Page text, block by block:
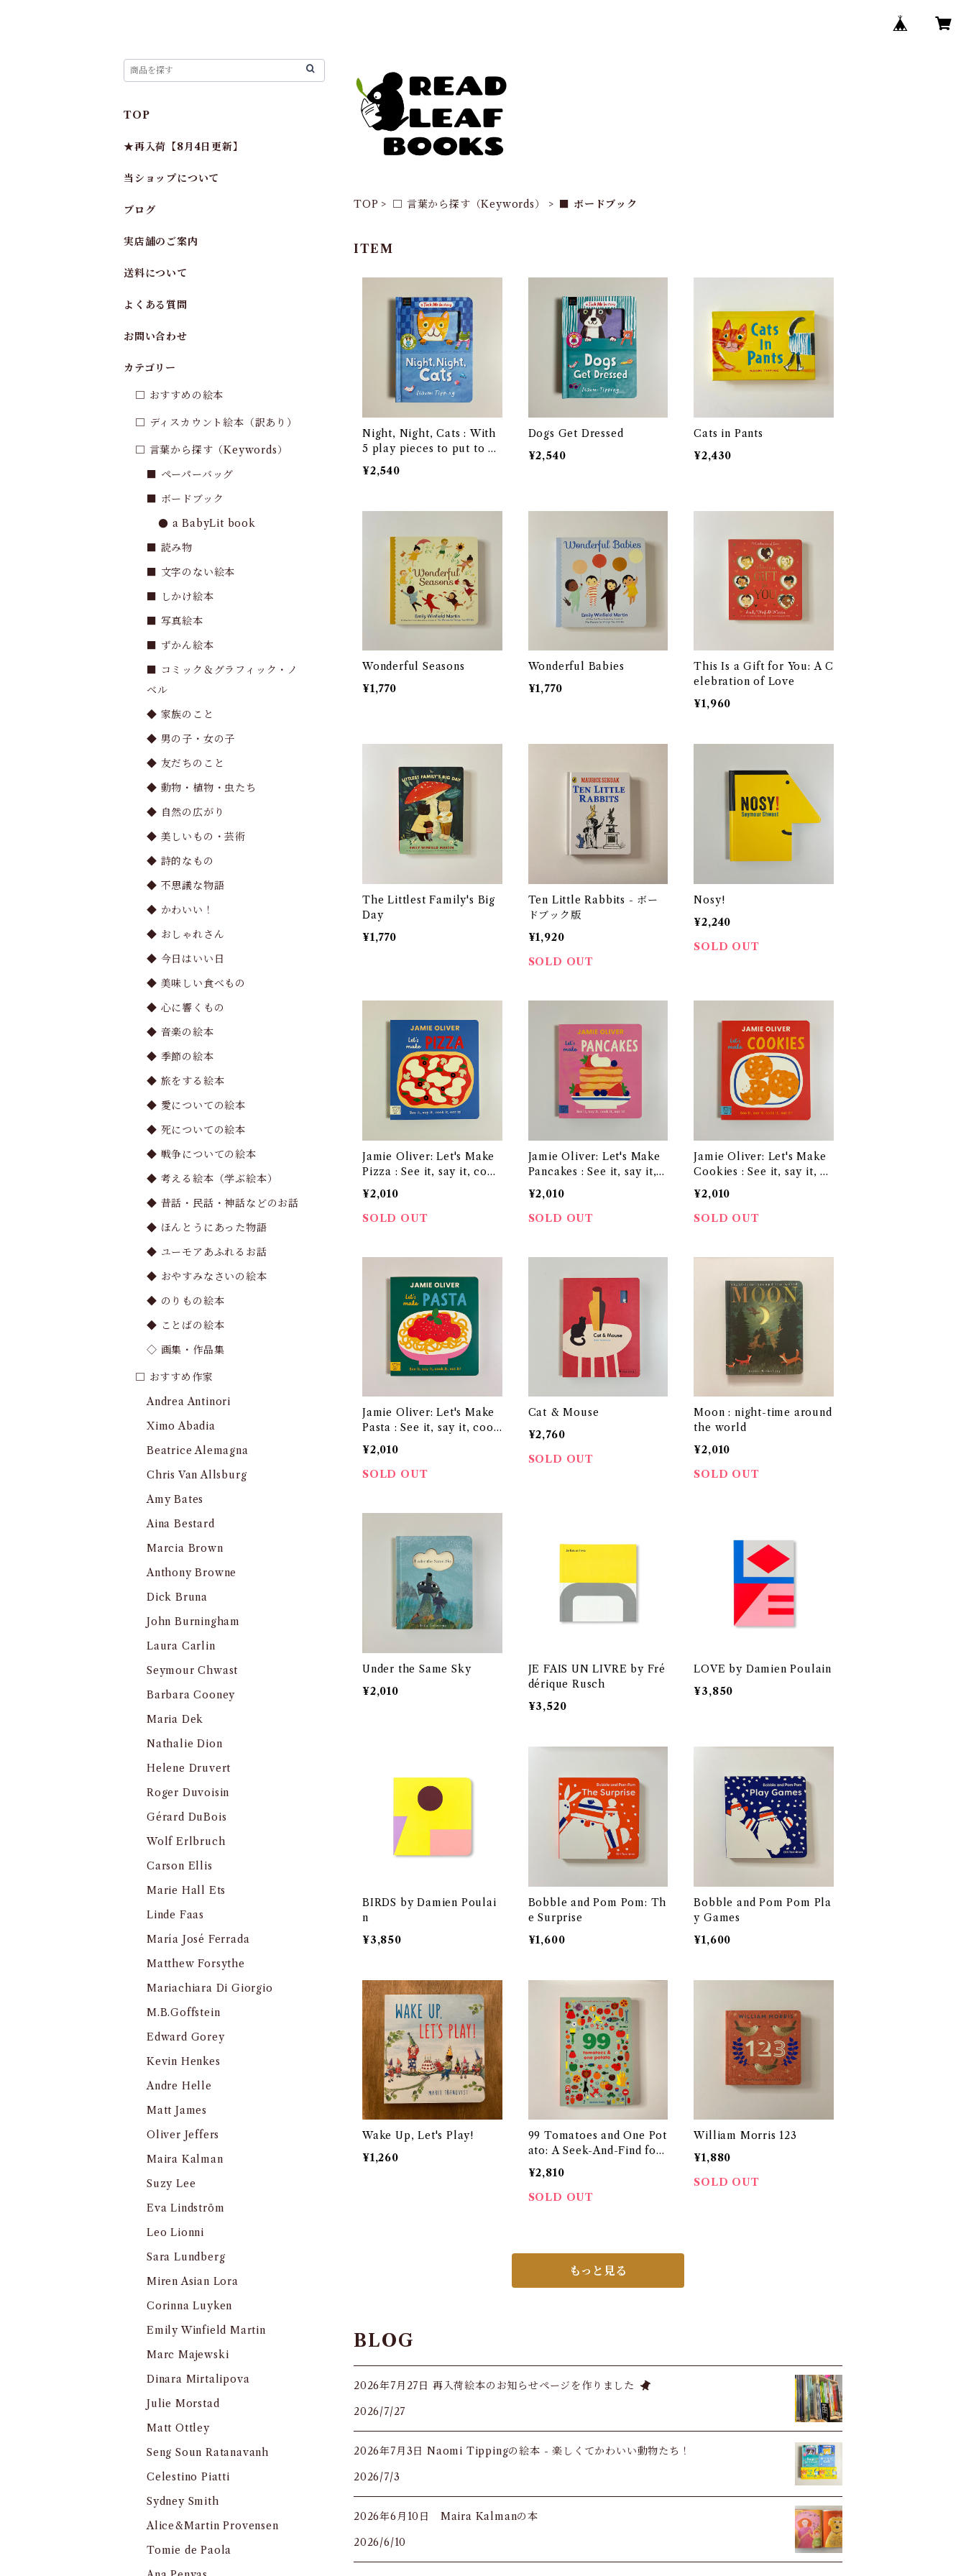
TOP □ 言葉から探す（Keywords） ■ ボードブック
ITEM
Night, Night, Cats : With
5 play pieces to put to be
d
¥2,540
Dogs Get Dressed
¥2,540
Cats in Pants
¥2,430
Wonderful Seasons
¥1,770
Wonderful Babies
¥1,770
This Is a Gift for You: A C
elebration of Love
¥1,960
The Littlest Family's Big
Day
¥1,770
Ten Little Rabbits - ボー
ドブック版
¥1,920
SOLD OUT
Nosy!
¥2,240
SOLD OUT
Jamie Oliver: Let's Make
Pizza : See it, say it, cook
it, eat it!
¥2,010
SOLD OUT
Jamie Oliver: Let's Make
Pancakes : See it, say it, c
ook it, eat it!
¥2,010
SOLD OUT
Jamie Oliver: Let's Make
Cookies : See it, say it, co
ok it, eat it!
¥2,010
SOLD OUT
Jamie Oliver: Let's Make
Pasta : See it, say it, cook
it, eat it!
¥2,010
SOLD OUT
Cat & Mouse
¥2,760
SOLD OUT
Moon : night-time around
the world
¥2,010
SOLD OUT
Under the Same Sky
¥2,010
JE FAIS UN LIVRE by Fré
dérique Rusch
¥3,520
LOVE by Damien Poulain
¥3,850
BIRDS by Damien Poulai
n
¥3,850
Bobble and Pom Pom: Th
e Surprise
¥1,600
Bobble and Pom Pom Pla
y Games
¥1,600
Wake Up, Let's Play!
¥1,260
99 Tomatoes and One Pot
ato: A Seek-And-Find for
Curious Minds
¥2,810
SOLD OUT
William Morris 123
¥1,880
SOLD OUT
もっと見る
BLOG
2026年7月27日 再入荷絵本のお知らせページを作りました
2026/7/27
2026年7月3日 Naomi Tippingの絵本 - 楽しくてかわいい動物たち！
2026/7/3
2026年6月10日 Maira Kalmanの本
2026/6/10
TOP
★再入荷【8月4日更新】
当ショップについて
ブログ
実店舗のご案内
送料について
よくある質問
お問い合わせ
カテゴリー
□ おすすめの絵本
□ ディスカウント絵本（訳あり）
□ 言葉から探す（Keywords）
■ ペーパーバッグ
■ ボードブック
● a BabyLit book
■ 読み物
■ 文字のない絵本
■ しかけ絵本
■ 写真絵本
■ ずかん絵本
■ コミック＆グラフィック・ノ
ベル
◆ 家族のこと
◆ 男の子・女の子
◆ 友だちのこと
◆ 動物・植物・虫たち
◆ 自然の広がり
◆ 美しいもの・芸術
◆ 詩的なもの
◆ 不思議な物語
◆ かわいい！
◆ おしゃれさん
◆ 今日はいい日
◆ 美味しい食べもの
◆ 心に響くもの
◆ 音楽の絵本
◆ 季節の絵本
◆ 旅をする絵本
◆ 愛についての絵本
◆ 死についての絵本
◆ 戦争についての絵本
◆ 考える絵本（学ぶ絵本）
◆ 昔話・民話・神話などのお話
◆ ほんとうにあった物語
◆ ユーモアあふれるお話
◆ おやすみなさいの絵本
◆ のりもの絵本
◆ ことばの絵本
◇ 画集・作品集
□ おすすめ作家
Andrea Antinori
Ximo Abadia
Beatrice Alemagna
Chris Van Allsburg
Amy Bates
Aina Bestard
Marcia Brown
Anthony Browne
Dick Bruna
John Burningham
Laura Carlin
Seymour Chwast
Barbara Cooney
Maria Dek
Nathalie Dion
Helene Druvert
Roger Duvoisin
Gérard DuBois
Wolf Erlbruch
Carson Ellis
Marie Hall Ets
Linde Faas
María José Ferrada
Matthew Forsythe
Mariachiara Di Giorgio
M.B.Goffstein
Edward Gorey
Kevin Henkes
Andre Helle
Matt James
Oliver Jeffers
Maira Kalman
Suzy Lee
Eva Lindström
Leo Lionni
Sara Lundberg
Miren Asian Lora
Corinna Luyken
Emily Winfield Martin
Marc Majewski
Dinara Mirtalipova
Julie Morstad
Matt Ottley
Seng Soun Ratanavanh
Celestino Piatti
Sydney Smith
Alice&Martin Provensen
Tomie de Paola